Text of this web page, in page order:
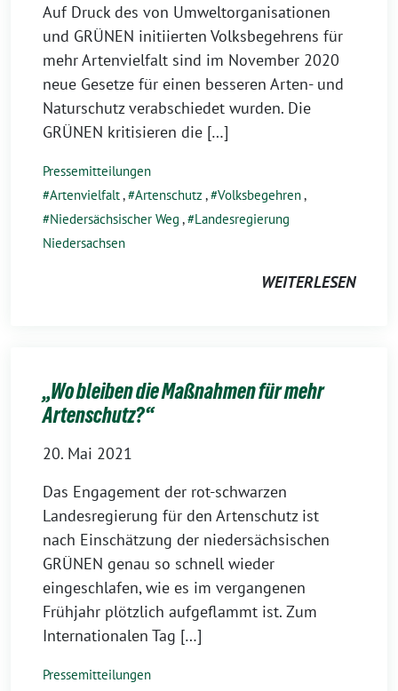
Auf Druck des von Umweltorganisationen
und GRÜNEN initiierten Volksbegehrens für
mehr Artenvielfalt sind im November 2020
neue Gesetze für einen besseren Arten- und
Naturschutz verabschiedet wurden. Die
GRÜNEN kritisieren die […]
Pressemitteilungen
Artenvielfalt, Artenschutz , Volksbegehren,
Niedersächsischer Weg ,
Landesregierung
Niedersachsen
WEITERLESEN
„Wo bleiben die Maßnahmen für mehr
Artenschutz?“
20. Mai 2021
Das Engagement der rot-schwarzen
Landesregierung für den Artenschutz ist
nach Einschätzung der niedersächsischen
GRÜNEN genau so schnell wieder
eingeschlafen, wie es im vergangenen
Frühjahr plötzlich aufgeflammt ist. Zum
Internationalen Tag […]
Pressemitteilungen